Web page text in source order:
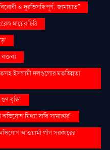
ও দুরভিসন্ধিপূর্ণ: জামায়াত"
মায়ের চিঠি
বক্তব্য
ইসলামী দলগুলোর মতভিন্নতা
বৃদ্ধি"
মিথ্যা দাবি সামান্তার"
আওয়ামী লীগ সরকারের